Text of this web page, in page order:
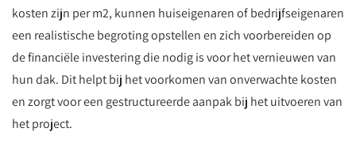
kosten zijn per m2, kunnen huiseigenaren of bedrijfseigenaren
een realistische begroting opstellen en zich voorbereiden op
de financiële investering die nodig is voor het vernieuwen van
hun dak. Dit helpt bij het voorkomen van onverwachte kosten
en zorgt voor een gestructureerde aanpak bij het uitvoeren van
het project.